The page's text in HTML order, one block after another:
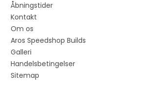
Åbningstider
Kontakt
Om os
Aros Speedshop Builds
Galleri
Handelsbetingelser
Sitemap